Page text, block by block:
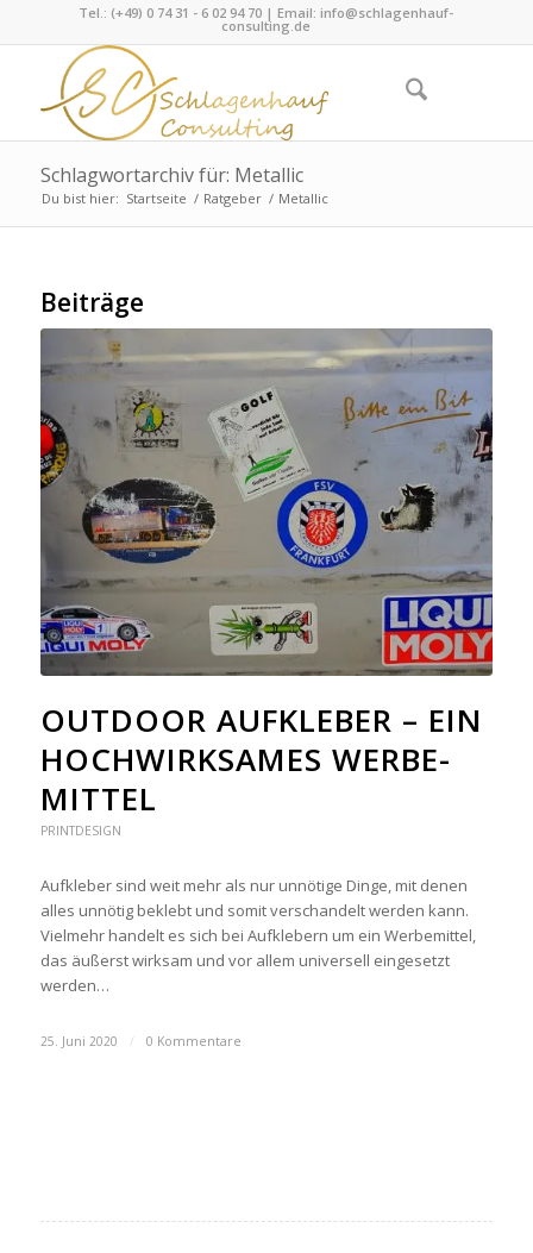
Tel.: (+49) 0 74 31 - 6 02 94 70 | Email:info@schlagenhauf-
consulting.de
Schlagwortarchiv für: Metallic
Du bist hier: Startseite / Ratgeber / Metallic
Beiträge
OUTDOOR AUFKLEBER – EIN
HOCH­WIRK­SA­MES WER­BE­
MIT­TEL
PRINTDESIGN
Aufkleber sind weit mehr als nur unnötige Dinge, mit denen
alles unnötig beklebt und somit verschandelt werden kann.
Vielmehr handelt es sich bei Aufklebern um ein Werbemittel,
das äußerst wirksam und vor allem universell eingesetzt
werden…
25. Juni 2020 / 0 Kommentare